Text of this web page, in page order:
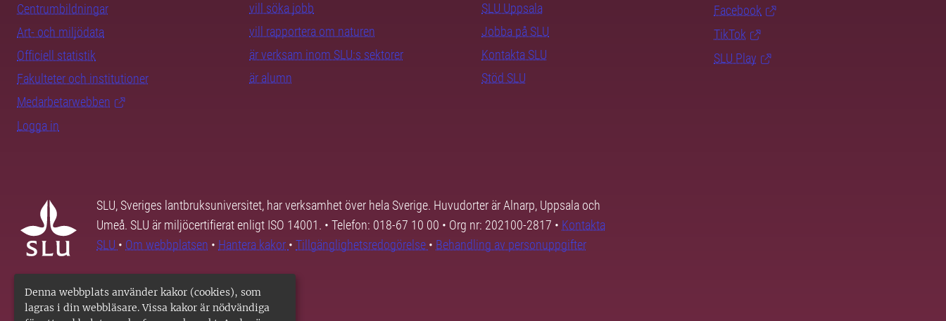
Denna webbplats använder kakor (cookies), som
lagras i din webbläsare. Vissa kakor är nödvändiga
Centrumbildningar
Art- och miljödata
Officiell statistik
Fakulteter och institutioner
Medarbetarwebben
Logga in
vill söka jobb
vill rapportera om naturen
är verksam inom SLU:s sektorer
är alumn
SLU Uppsala
Jobba på SLU
Kontakta SLU
Stöd SLU
Facebook
TikTok
SLU Play
SLU, Sveriges lantbruksuniversitet, har verksamhet över hela Sverige. Huvudorter är Alnarp, Uppsala och
Umeå. SLU är miljöcertifierat enligt ISO 14001. • Telefon: 018-67 10 00 • Org nr: 202100-2817 • Kontakta
SLU • Om webbplatsen • Hantera kakor • Tillgänglighetsredogörelse • Behandling av personuppgifter